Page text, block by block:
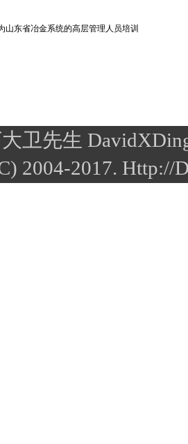
山东省冶金系统的高层管理人员培训
卫先生
2004-2017. Http://